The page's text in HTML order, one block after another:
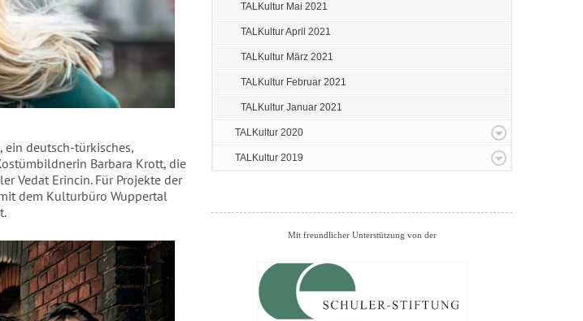
ein deutsch-türkisches,
Barbara Krott, die
Vedat Erincin. Für Projekte der
dem Kulturbüro Wuppertal
TALKultur Mai 2021
TALKultur April 2021
TALKultur März 2021
TALKultur Februar 2021
TALKultur Januar 2021
TALKultur 2020
TALKultur 2019
Mit freundlicher Unterstützung von der